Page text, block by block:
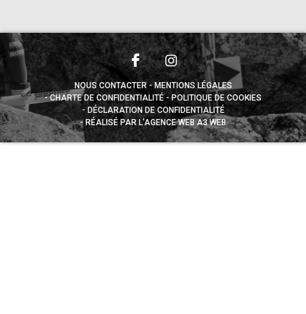
NOUS CONTACTER
MENTIONS LÉGALES
CHARTE DE CONFIDENTIALITÉ
POLITIQUE DE COOKIES
DÉCLARATION DE CONFIDENTIALITÉ
RÉALISÉ PAR L’AGENCE WEB A3 WEB